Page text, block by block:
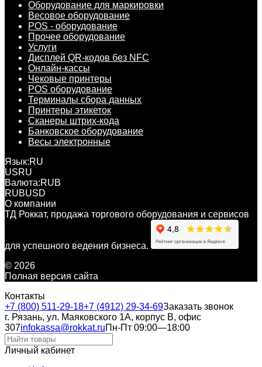
Оборудование для маркировки
Весовое оборудование
POS - оборудование
Прочее оборудование
Услуги
Дисплей QR-кодов без NFC
Онлайн-кассы
Чековые принтеры
POS оборудование
Терминалы сбора данных
Принтеры этикеток
Сканеры штрих-кода
Банковское оборудование
Весы электронные
Язык:RU
USRU
Валюта:RUB
RUBUSD
О компании
ТД Роккат, продажа торгового оборудования и сервисов
для успешного ведения бизнеса.
© 2026
Полная версия сайта
Контакты
+7 (800) 511-29-18+7 (4912) 29-34-69Заказать звонок
г. Рязань, ул. Маяковского 1А, корпус B, офис
307infokassa@rokkat.ruПн-Пт 09:00—18:00
Личный кабинет